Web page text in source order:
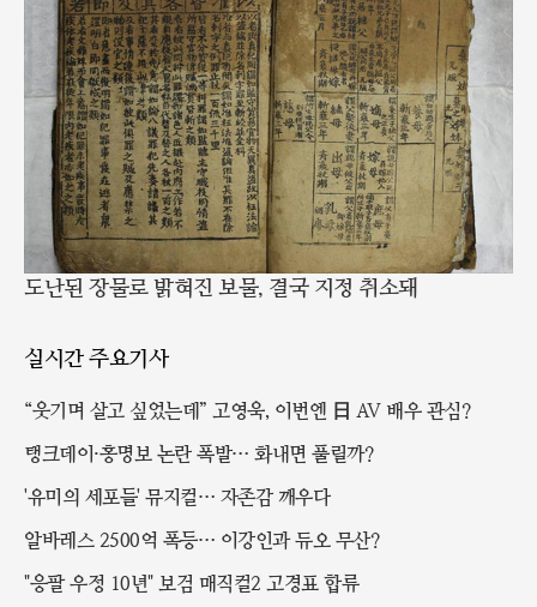
도난된 장물로 밝혀진 보물, 결국 지정 취소돼
실시간 주요기사
“웃기며 살고 싶었는데” 고영욱, 이번엔 日 AV 배우 관심?
탱크데이·홍명보 논란 폭발… 화내면 풀릴까?
'유미의 세포들' 뮤지컬… 자존감 깨우다
알바레스 2500억 폭등… 이강인과 듀오 무산?
"응팔 우정 10년" 보검 매직컬2 고경표 합류